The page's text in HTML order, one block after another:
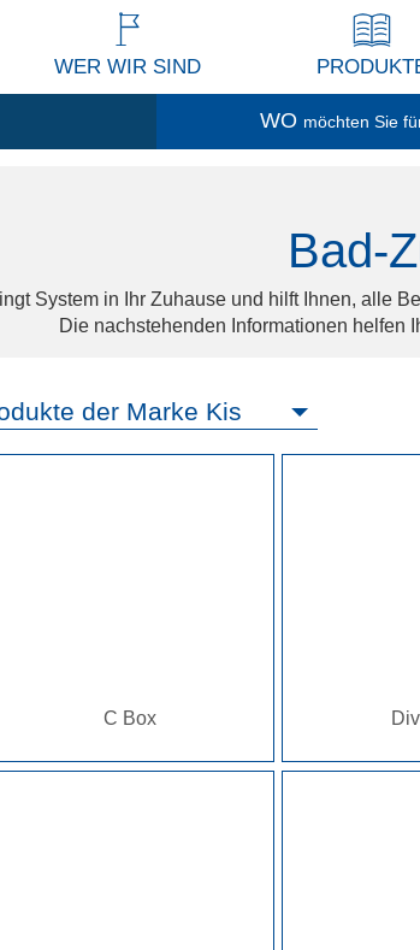
WER WIR SIND
Balkon/Terrasse
Küche
Wohnzimmer/Studio
Dressing
Spielzimmer
WO möchten Sie
Bad-
System in Ihr Zuhause und hilft Ihnen, alle
Die nachstehenden Informationen helfen
der Marke Kis
C Box